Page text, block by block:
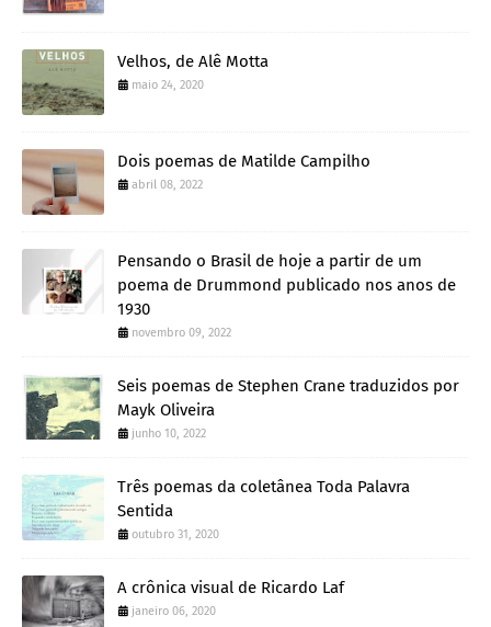
Velhos, de Alê Motta
maio 24, 2020
Dois poemas de Matilde Campilho
abril 08, 2022
Pensando o Brasil de hoje a partir de um
poema de Drummond publicado nos anos de
1930
novembro 09, 2022
Seis poemas de Stephen Crane traduzidos por
Mayk Oliveira
junho 10, 2022
Três poemas da coletânea Toda Palavra
Sentida
outubro 31, 2020
A crônica visual de Ricardo Laf
janeiro 06, 2020